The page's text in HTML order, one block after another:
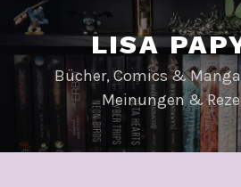
LISA
Bücher, Comics &
Meinungen &